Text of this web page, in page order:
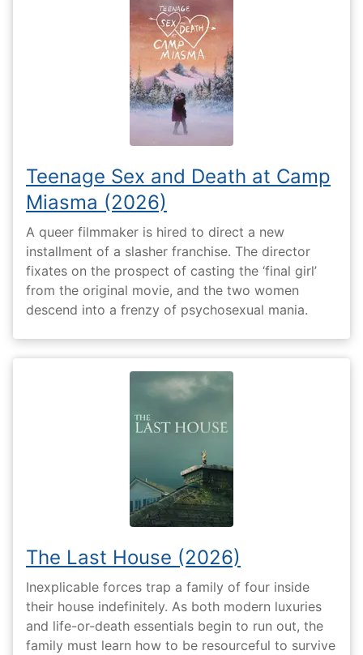
Teenage Sex and Death at Camp
Miasma (2026)
A queer filmmaker is hired to direct a new
installment of a slasher franchise. The director
fixates on the prospect of casting the ‘final girl’
from the original movie, and the two women
descend into a frenzy of psychosexual mania.
The Last House (2026)
Inexplicable forces trap a family of four inside
their house indefinitely. As both modern luxuries
and life-or-death essentials begin to run out, the
family must learn how to be resourceful to survive